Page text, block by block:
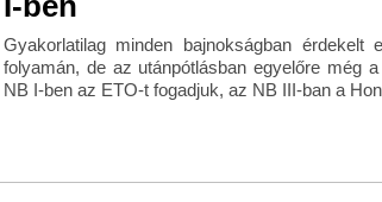
Gyakorlatilag minden bajnokságban érdekelt
folyamán, de az utánpótlásban egyelőre még
NB I-ben az ETO-t fogadjuk, az NB III-ban a